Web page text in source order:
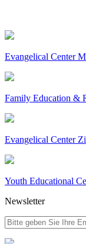
Evangelical Center
Family Education &
Evangelical Center
Youth Educational
Newsletter